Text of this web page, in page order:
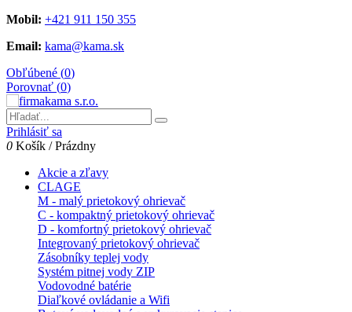
Mobil: +421 911 150 355
Email: kama@kama.sk
Obľúbené (0)
Porovnať (0)
Prihlásiť sa
0 Košík /Prázdny
Akcie a zľavy
CLAGE
M - malý prietokový ohrievač
C - kompaktný prietokový ohrievač
D - komfortný prietokový ohrievač
Integrovaný prietokový ohrievač
Zásobníky teplej vody
Systém pitnej vody ZIP
Vodovodné batérie
Diaľkové ovládanie a Wifi